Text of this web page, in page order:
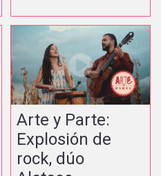
Arte y Parte:
Explosión de
rock, dúo